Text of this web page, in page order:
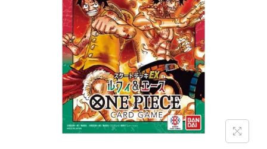
g
a
c
j
i
c
i